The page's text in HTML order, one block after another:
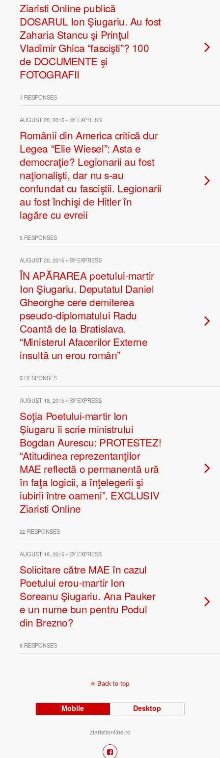
Ziaristi Online publică
DOSARUL Ion Şiugariu. Au fost
Zaharia Stancu şi Prinţul
Vladimir Ghica “fascişti”? 100
de DOCUMENTE şi
FOTOGRAFII
7 RESPONSES
AUGUST 20, 2015 • BY EXPRESS
Românii din America critică dur
Legea “Elie Wiesel”: Asta e
democraţie? Legionarii au fost
naţionalişti, dar nu s-au
confundat cu fasciştii. Legionarii
au fost închişi de Hitler în
lagăre cu evreii
5 RESPONSES
AUGUST 20, 2015 • BY EXPRESS
ÎN APĂRAREA poetului-martir
Ion Şiugariu. Deputatul Daniel
Gheorghe cere demiterea
pseudo-diplomatului Radu
Coantă de la Bratislava.
“Ministerul Afacerilor Externe
insultă un erou român”
5 RESPONSES
AUGUST 18, 2015 • BY EXPRESS
Soţia Poetului-martir Ion
Şiugaru îi scrie ministrului
Bogdan Aurescu: PROTESTEZ!
“Atitudinea reprezentanţilor
MAE reflectă o permanentă ură
în faţa logicii, a înţelegerii şi
iubirii între oameni”. EXCLUSIV
Ziaristi Online
22 RESPONSES
AUGUST 18, 2015 • BY EXPRESS
Solicitare către MAE în cazul
Poetului erou-martir Ion
Soreanu Şiugariu. Ana Pauker
e un nume bun pentru Podul
din Brezno?
8 RESPONSES
Back to top
Mobile Desktop
ziaristionline.ro